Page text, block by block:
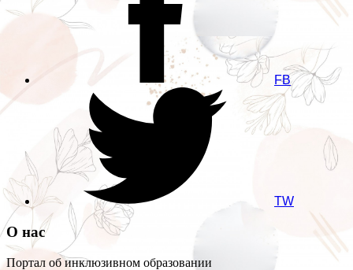
FB
TW
О нас
Портал об инклюзивном образовании